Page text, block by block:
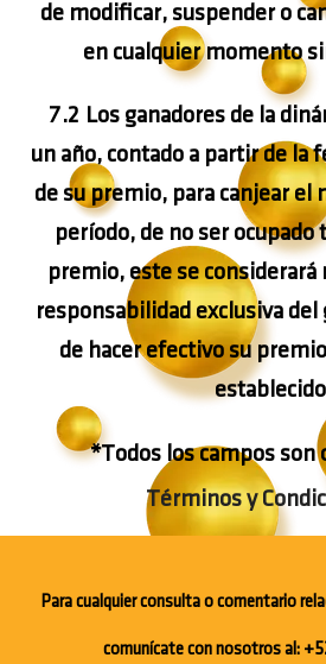
de modificar, suspender o
en cualquier momento
7.2 Los ganadores de la
un año, contado a partir de la
de su premio, para canjear el
período, de no ser ocupado
premio, este se considerará
responsabilidad exclusiva del
de hacer efectivo su
*Todos los campos son
Términos y
Para cualquier consulta o comentario
comunícate con nosotros al: